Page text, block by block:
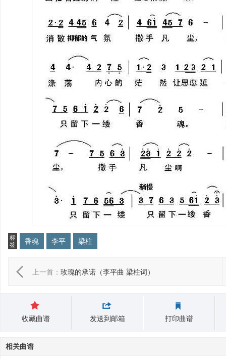
标
签
香魂 李平 梁柱
上一首： 玫瑰的承诺（李平曲 梁柱词）
收藏曲谱 发送到邮箱 打印曲谱
相关曲谱